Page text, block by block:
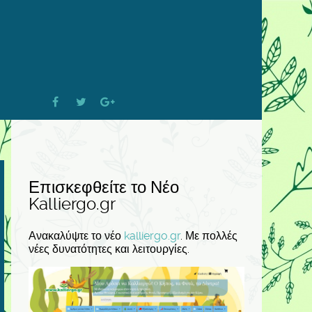
Επισκεφθείτε το Νέο
Kalliergo.gr
Ανακαλύψτε το νέο kalliergo.gr. Με πολλές
νέες δυνατότητες και λειτουργίες.